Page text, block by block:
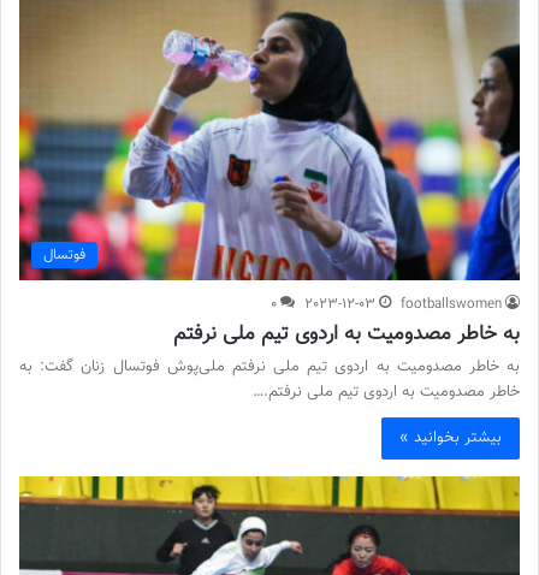
فوتسال
footballswomen
2023-12-03
0
به خاطر مصدومیت به اردوی تیم ملی نرفتم
به خاطر مصدومیت به اردوی تیم ملی نرفتم ملی‌پوش فوتسال زنان گفت: به
خاطر مصدومیت به اردوی تیم ملی نرفتم.…
بیشتر بخوانید »